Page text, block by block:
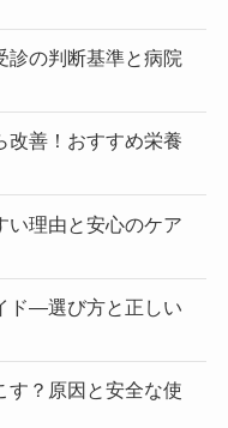
の判断基準と病院
改善！おすすめ栄養
い理由と安心のケア
ド—選び方と正しい
す？原因と安全な使